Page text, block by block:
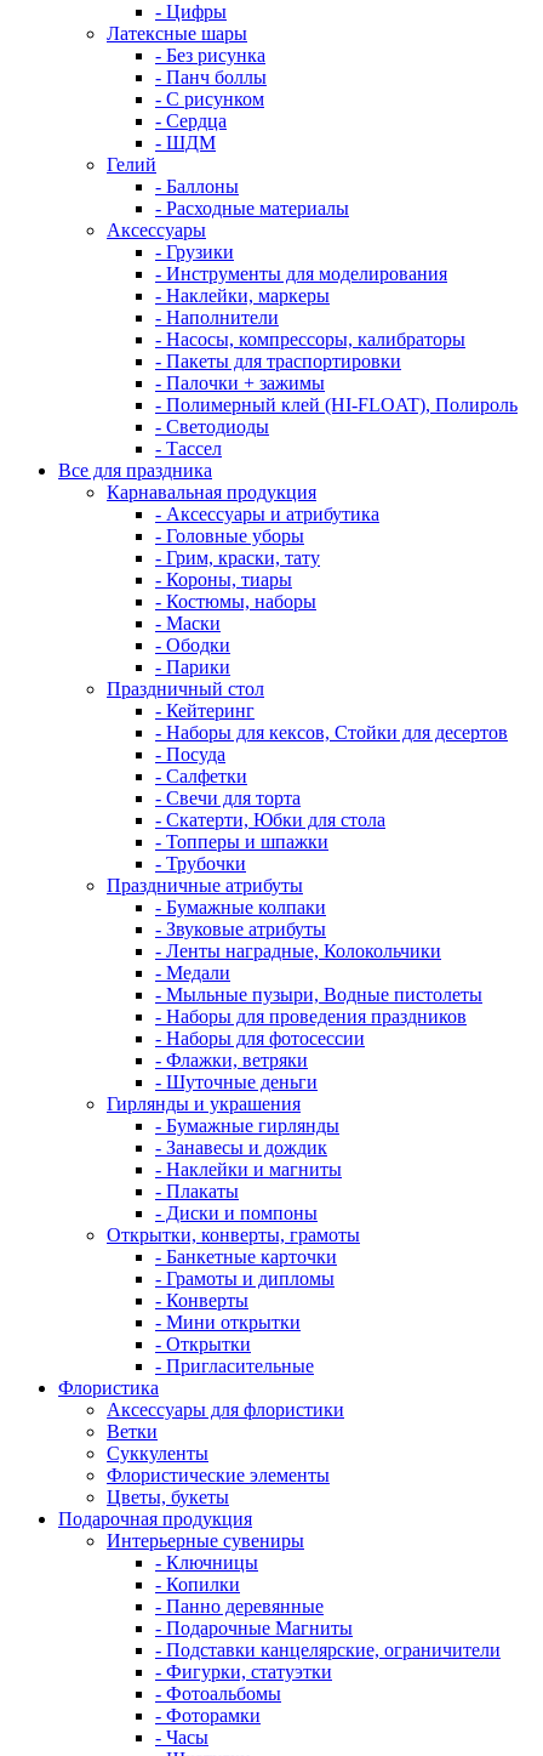
- Цифры
Латексные шары
- Без рисунка
- Панч боллы
- С рисунком
- Сердца
- ШДМ
Гелий
- Баллоны
- Расходные материалы
Аксессуары
- Грузики
- Инструменты для моделирования
- Наклейки, маркеры
- Наполнители
- Насосы, компрессоры, калибраторы
- Пакеты для траспортировки
- Палочки + зажимы
- Полимерный клей (HI-FLOAT), Полироль
- Светодиоды
- Тассел
Все для праздника
Карнавальная продукция
- Аксессуары и атрибутика
- Головные уборы
- Грим, краски, тату
- Короны, тиары
- Костюмы, наборы
- Маски
- Ободки
- Парики
Праздничный стол
- Кейтеринг
- Наборы для кексов, Стойки для десертов
- Посуда
- Салфетки
- Свечи для торта
- Скатерти, Юбки для стола
- Топперы и шпажки
- Трубочки
Праздничные атрибуты
- Бумажные колпаки
- Звуковые атрибуты
- Ленты наградные, Колокольчики
- Медали
- Мыльные пузыри, Водные пистолеты
- Наборы для проведения праздников
- Наборы для фотосессии
- Флажки, ветряки
- Шуточные деньги
Гирлянды и украшения
- Бумажные гирлянды
- Занавесы и дождик
- Наклейки и магниты
- Плакаты
- Диски и помпоны
Открытки, конверты, грамоты
- Банкетные карточки
- Грамоты и дипломы
- Конверты
- Мини открытки
- Открытки
- Пригласительные
Флористика
Аксессуары для флористики
Ветки
Суккуленты
Флористические элементы
Цветы, букеты
Подарочная продукция
Интерьерные сувениры
- Ключницы
- Копилки
- Панно деревянные
- Подарочные Магниты
- Подставки канцелярские, ограничители
- Фигурки, статуэтки
- Фотоальбомы
- Фоторамки
- Часы